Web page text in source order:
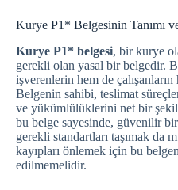
Kurye P1* Belgesinin Tanımı
Kurye P1* belgesi, bir kurye
gerekli olan yasal bir belgedir.
işverenlerin hem de çalışanların
Belgenin sahibi, teslimat
ve yükümlülüklerini net bir
bu belge sayesinde, güvenilir
gerekli standartları taşımak da
kayıpları önlemek için bu
edilmemelidir.